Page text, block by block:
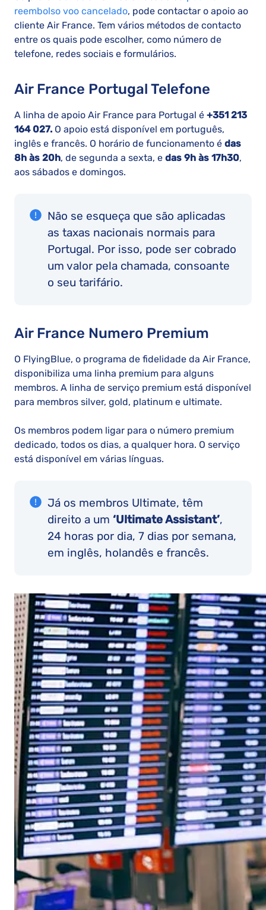
reembolso voo cancelado, pode contactar o apoio ao
cliente Air France. Tem vários métodos de contacto
entre os quais pode escolher, como número de
telefone, redes sociais e formulários.
Air France Portugal Telefone
A linha de apoio Air France para Portugal é +351 213
164 027. O apoio está disponível em português,
inglês e francês. O horário de funcionamento é das
8h às 20h, de segunda a sexta, e das 9h às 17h30,
aos sábados e domingos.
Não se esqueça que são aplicadas
as taxas nacionais normais para
Portugal. Por isso, pode ser cobrado
um valor pela chamada, consoante
o seu tarifário.
Air France Numero Premium
O FlyingBlue, o programa de fidelidade da Air France,
disponibiliza uma linha premium para alguns
membros. A linha de serviço premium está disponível
para membros silver, gold, platinum e ultimate.
Os membros podem ligar para o número premium
dedicado, todos os dias, a qualquer hora. O serviço
está disponível em várias línguas.
Já os membros Ultimate, têm
direito a um ‘Ultimate Assistant’,
24 horas por dia, 7 dias por semana,
em inglês, holandês e francês.